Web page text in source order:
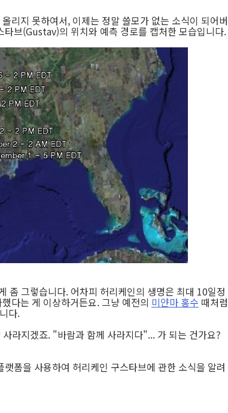
리지 못하여서, 이제는 정말 쓸모가 없는 소식이 되어버
브(Gustav)의 위치와 예측 경로를 캡처한 모습입니다.
좀 그렇습니다. 어차피 허리케인의 생명은 최대 10일정
다는 게 이상하거든요. 그냥 예전의 미얀마 홍수 때처럼
다.
라지겠죠. "바람과 함께 사라지다"... 가 되는 건가요?
폼을 사용하여 허리케인 구스타브에 관한 소식을 알려